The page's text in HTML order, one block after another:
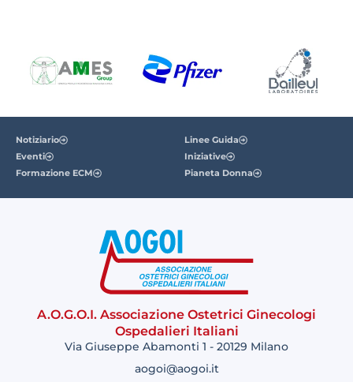
Notiziario
Eventi
Formazione ECM
Linee Guida
Iniziative
Pianeta Donna
A.O.G.O.I. Associazione Ostetrici Ginecologi
Ospedalieri Italiani
Via Giuseppe Abamonti 1 - 20129 Milano
aogoi@aogoi.it